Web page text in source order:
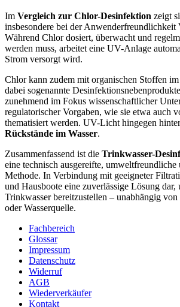
Im Vergleich zur Chlor-Desinfektion zeigt
insbesondere bei der Anwenderfreundlichkeit
Während Chlor dosiert, überwacht und
werden muss, arbeitet eine UV-Anlage
Strom versorgt wird.
Chlor kann zudem mit organischen Stoffen im
dabei sogenannte
zunehmend im Fokus wissenschaftlicher
regulatorischer Vorgaben, wie sie etwa auch
thematisiert werden. UV-Licht hingegen
Rückstände im Wasser.
Zusammenfassend ist die Trinkwasser-
eine technisch ausgereifte,
Methode. In Verbindung mit geeigneter
und Hausboote eine zuverlässige Lösung dar,
Trinkwasser bereitzustellen – unabhängig
oder Wasserquelle.
Fachbereich
Glossar
Impressum
Datenschutz
Widerruf
AGB
Wiederverkäufer
Kontakt